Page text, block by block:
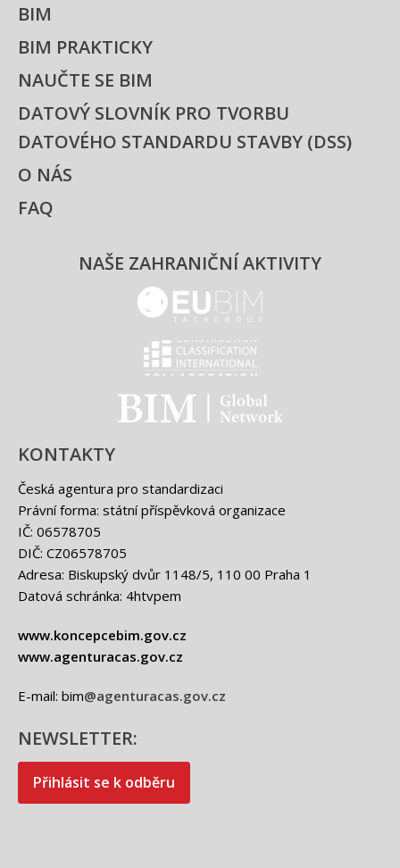
KONTAKTY
Česká agentura pro standardizaci
Právní forma: státní příspěvková organizace
IČ: 06578705
DIČ: CZ06578705
Adresa: Biskupský dvůr 1148/5, 110 00 Praha 1
Datová schránka: 4htvpem
www.koncepcebim.gov.cz
www.agenturacas.gov.cz
E-mail: bim@agenturacas.gov.cz
NEWSLETTER:
Přihlásit se k odběru
BIM
BIM PRAKTICKY
NAUČTE SE BIM
DATOVÝ SLOVNÍK PRO TVORBU
DATOVÉHO STANDARDU STAVBY (DSS)
O NÁS
FAQ
NAŠE ZAHRANIČNÍ AKTIVITY
EUBIM - logo
Classification international -
BIM - logo